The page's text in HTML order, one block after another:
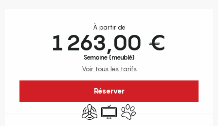
À partir de
1 263,00 €
Semaine (meublé)
Voir tous les tarifs
Réserver
Air conditionné
TélévisionAnimaux acceptés